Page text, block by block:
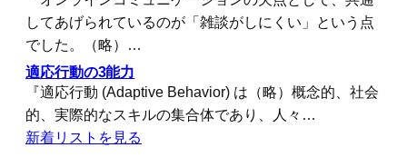
してあげられているのが「雑談がしにくい」という点
でした。（略）…
適応行動の3能力
『適応行動 (Adaptive Behavior) は（略）概念的、社会
的、実際的なスキルの集合体であり、人々…
新着リストを見る